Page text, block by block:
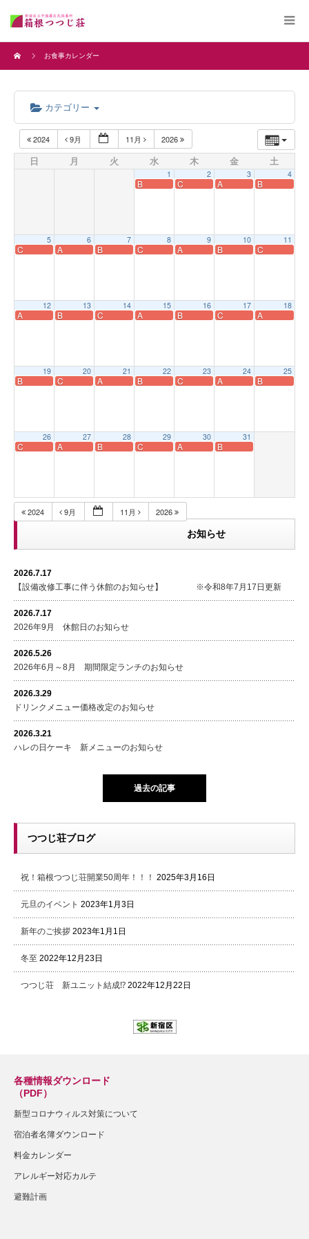
お食事カレンダー
カテゴリー
2024 9月 11月 2026
日 月 火 水 木 金 土
1
B
2
C
3
A
4
B
5
C
6
A
7
B
8
C
9
A
10
B
11
C
12
A
13
B
14
C
15
A
16
B
17
C
18
A
19
B
20
C
21
A
22
B
23
C
24
A
25
B
26
C
27
A
28
B
29
C
30
A
31
B
2024 9月 11月
2026
お知らせ
2026.7.17
【設備改修工事に伴う休館のお知らせ】 ※令和8年7月17日更新
2026.7.17
2026年9月 休館日のお知らせ
2026.5.26
2026年6月～8月 期間限定ランチのお知らせ
2026.3.29
ドリンクメニュー価格改定のお知らせ
2026.3.21
ハレの日ケーキ 新メニューのお知らせ
過去の記事
つつじ荘ブログ
祝！箱根つつじ荘開業50周年！！！ 2025年3月16日
元旦のイベント 2023年1月3日
新年のご挨拶 2023年1月1日
冬至 2022年12月23日
つつじ荘 新ユニット結成⁉ 2022年12月22日
各種情報ダウンロード
（PDF）
新型コロナウィルス対策について
宿泊者名簿ダウンロード
料金カレンダー
アレルギー対応カルテ
避難計画